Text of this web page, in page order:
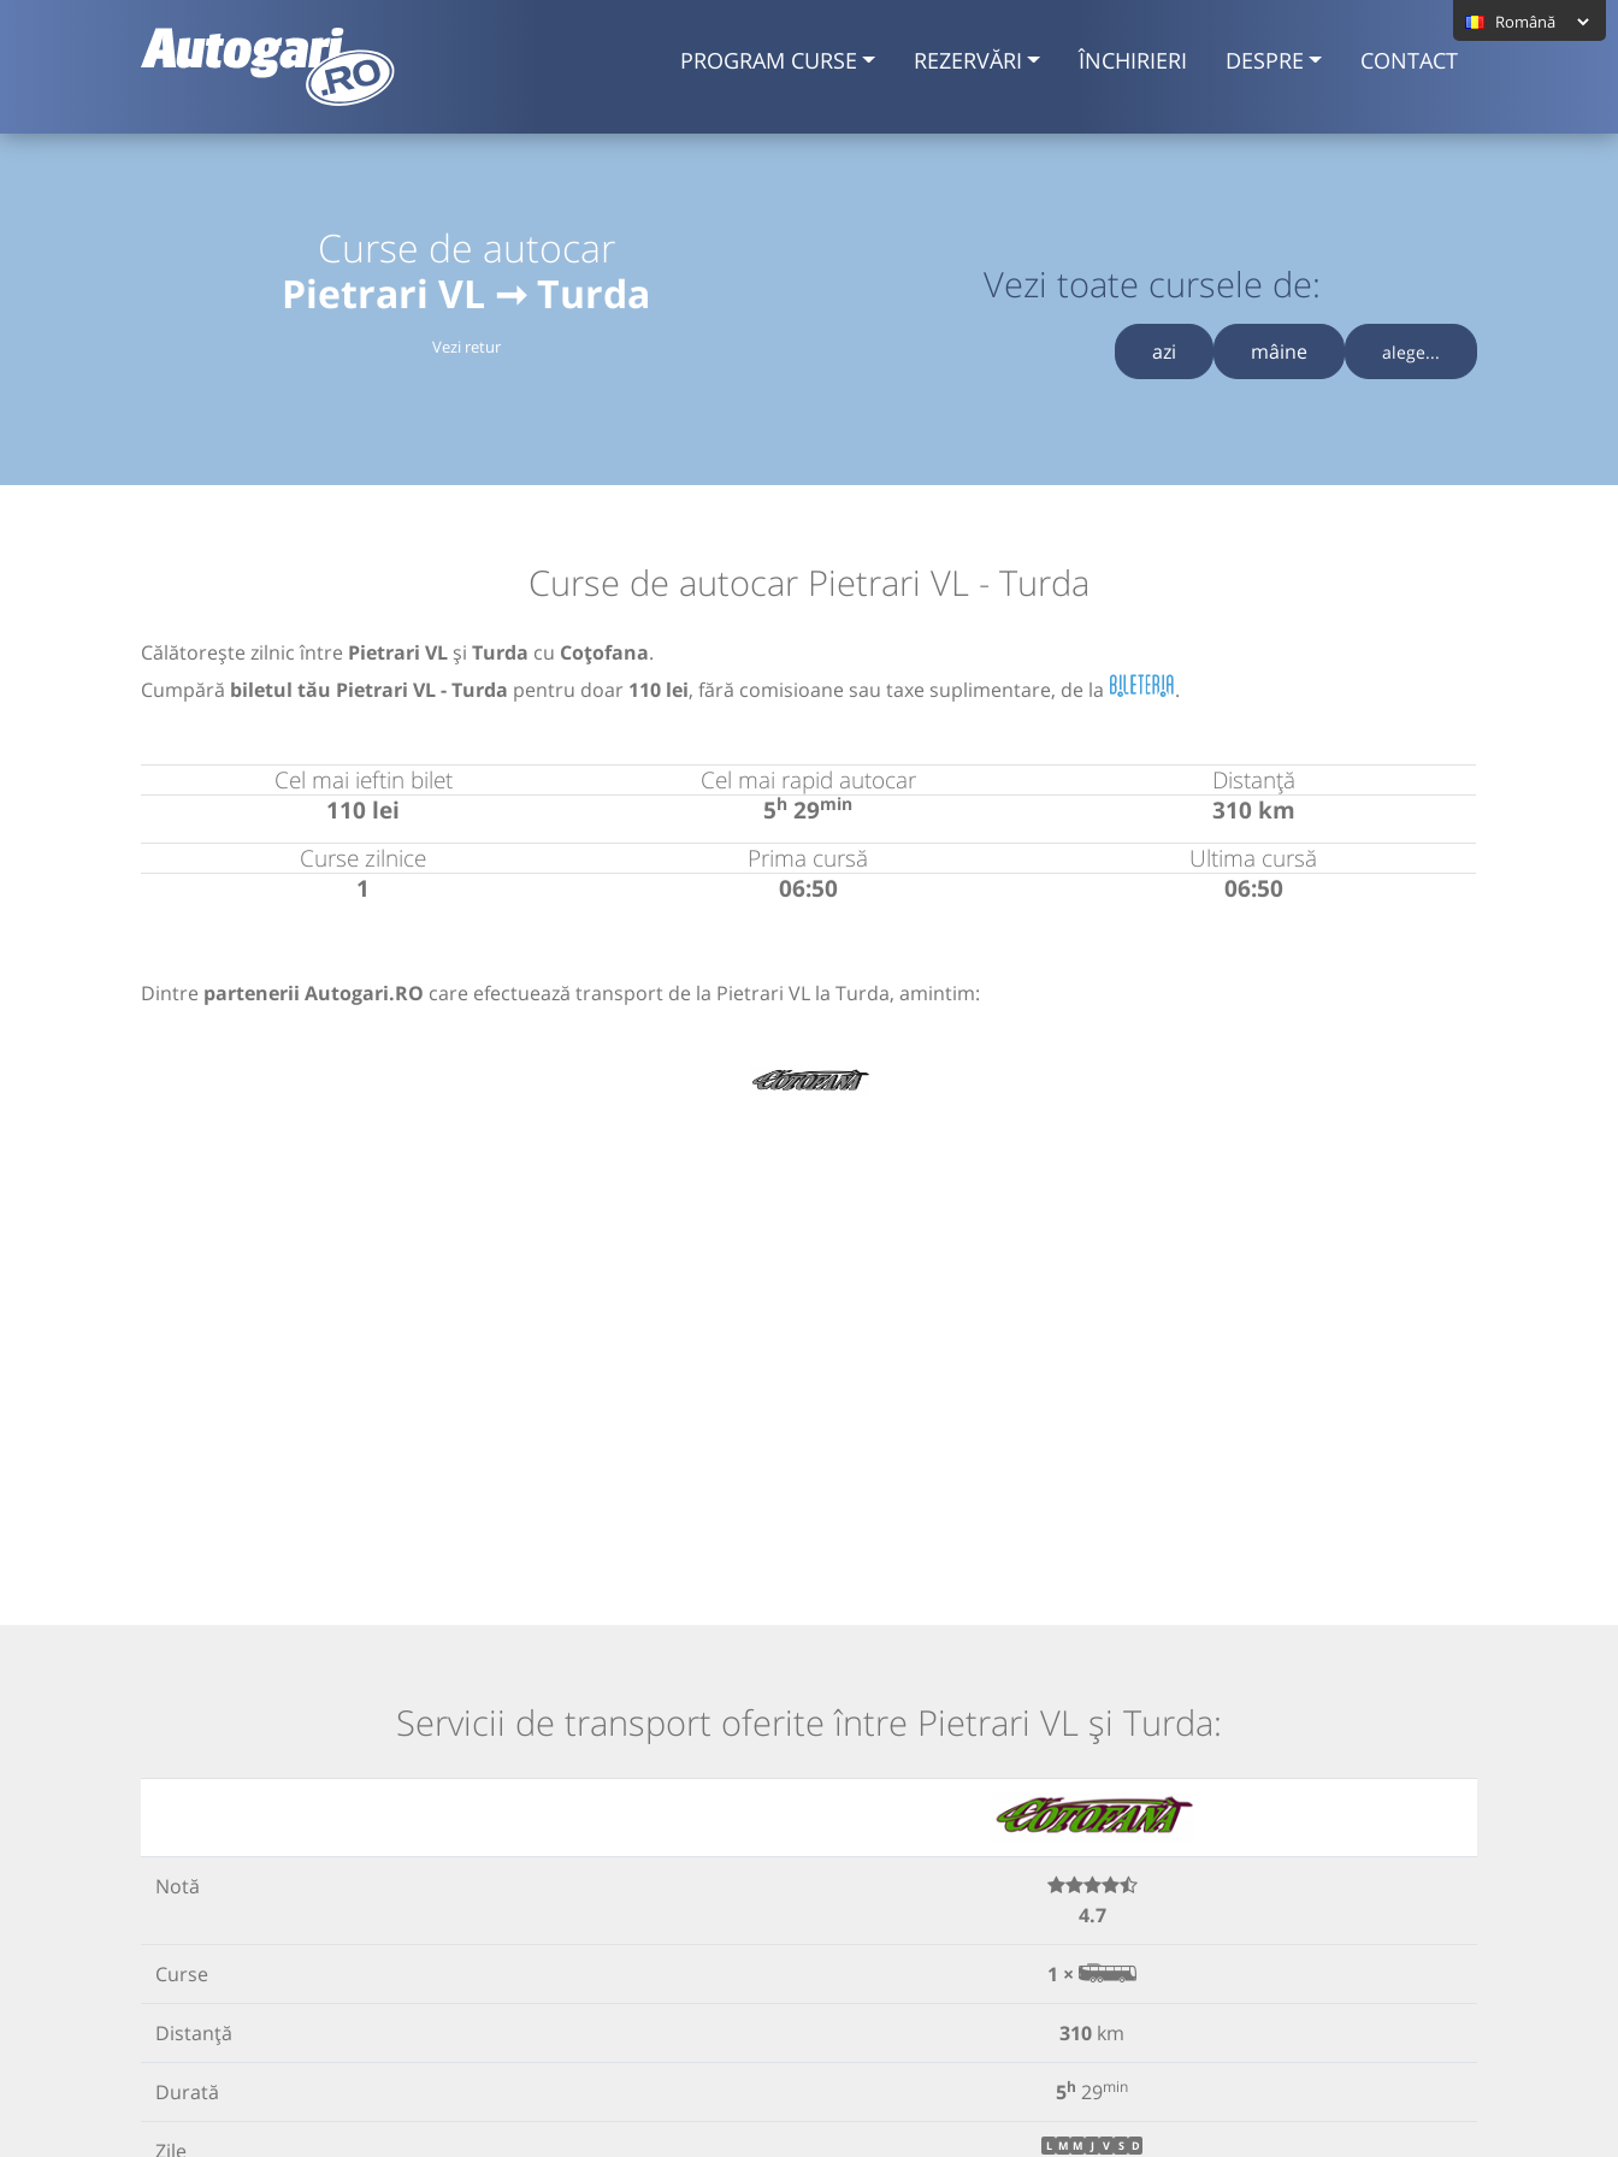
PROGRAM CURSE REZERVĂRI ÎNCHIRIERI DESPRE CONTACT
Curse de autocar
Pietrari VL ➞ Turda
Vezi retur
Vezi toate cursele de:
azi mâine alege...
Curse de autocar Pietrari VL - Turda
Călătorește zilnic între Pietrari VL și Turda cu Coțofana.
Cumpără biletul tău Pietrari VL - Turda pentru doar 110 lei, fără comisioane sau taxe suplimentare, de la .
Cel mai ieftin bilet
110 lei
Cel mai rapid autocar
5h 29min
Distanță
310 km
Curse zilnice
1
Prima cursă
06:50
Ultima cursă
06:50
Dintre partenerii Autogari.RO care efectuează transport de la Pietrari VL la Turda, amintim:
Servicii de transport oferite între Pietrari VL și Turda:
Notă
4.7
Curse 1 ×
Distanță 310 km
Durată 5h 29min
Zile L M M J V S D